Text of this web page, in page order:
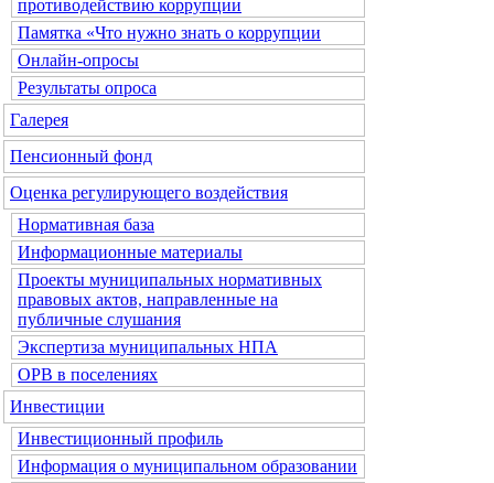
противодействию коррупции
Памятка «Что нужно знать о коррупции
Онлайн-опросы
Результаты опроса
Галерея
Пенсионный фонд
Оценка регулирующего воздействия
Нормативная база
Информационные материалы
Проекты муниципальных нормативных
правовых актов, направленные на
публичные слушания
Экспертиза муниципальных НПА
ОРВ в поселениях
Инвестиции
Инвестиционный профиль
Информация о муниципальном образовании